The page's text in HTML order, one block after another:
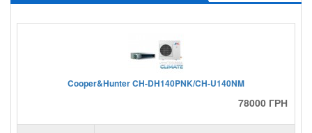
Cooper&Hunter CH-DH140PNK/CH-U140NM
78000 ГРН